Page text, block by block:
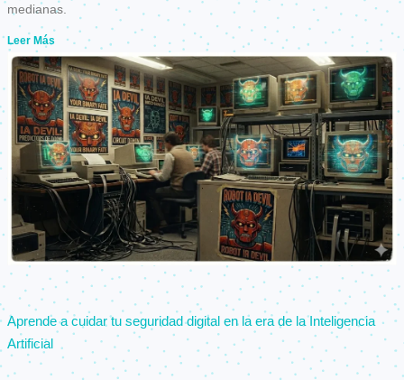
medianas.
Leer Más
Aprende a cuidar tu seguridad digital en la era de la Inteligencia
Artificial